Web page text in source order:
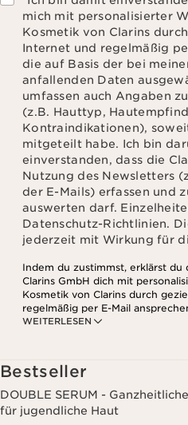
mich mit personalisierter
Kosmetik von Clarins
Internet und regelmäßig
die auf Basis der bei
anfallenden Daten
umfassen auch Angaben
(z.B. Hauttyp,
Kontraindikationen),
mitgeteilt habe. Ich bin
einverstanden, dass die
Nutzung des Newsletters
der E-Mails) erfassen und
auswerten darf.
Datenschutz-Richtlinien.
jederzeit mit Wirkung für
WEITERLESEN
Indem du zustimmst, erklärst du
Clarins GmbH dich mit
Kosmetik von Clarins durch
regelmäßig per E-Mail
den Daten, die bei deinem
mitgeteilt hast. Außerdem
dein Nutzungsverhalten im
(z.B. das Öffnen und Lesen der
statistischen Zwecken
findest du in den Datenschutz-
Bestseller
DOUBLE SERUM -
für jugendliche Haut